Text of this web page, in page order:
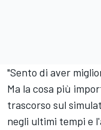
"Sento di aver
Ma la cosa più
trascorso sul
negli ultimi tempi e